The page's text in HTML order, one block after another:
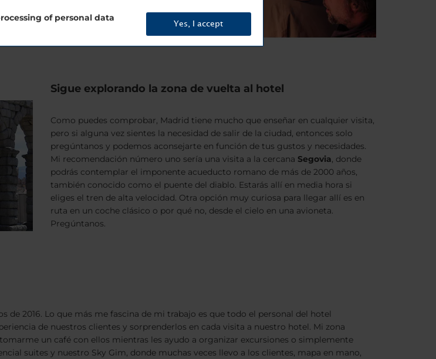
Sigue explorando la zona de vuelta al hotel
Como puedes comprobar, Madrid tiene mucho que enseñar en cualquier visita,
pero si alguna vez sientes la necesidad de salir de la ciudad, entonces solo
pregúntanos y podemos aconsejarte en función de tus gustos y necesidades.
Mi recomendación número uno sería una visita a la cercana Segovia, donde
podrás contemplar el imponente acueducto romano de más de 2000 años,
también conocido como el puente del diablo. Estarás allí en media hora si
eliges el tren de alta velocidad. Otra opción muy curiosa para llegar allí es en
ruta en un coche clásico o por qué no, desde el cielo en una avioneta.
Pregúntanos.
2016. Lo que más me fascina de mi trabajo es que todo el personal del hotel
de nuestros clientes y sorprenderlos en cada visita a nuestro hotel. Mi zona
un café con ellos mientras les ayudo a organizar excursiones o simplemente
suites y nuestro Sky Gim, donde muchas veces llevo a los clientes, mapa en mano,
of personal data
Yes, I accept